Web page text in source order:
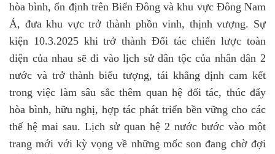
hòa bình, ổn định trên Biển Đông và khu vực Đông Nam
Á, đưa khu vực trở thành phồn vinh, thịnh vượng. Sự
kiện 10.3.2025 khi trở thành Đối tác chiến lược toàn
diện của nhau sẽ đi vào lịch sử dân tộc của nhân dân 2
nước và trở thành biểu tượng, tái khẳng định cam kết
trong việc làm sâu sắc thêm quan hệ đối tác, thúc đẩy
hòa bình, hữu nghị, hợp tác phát triển bền vững cho các
thế hệ mai sau. Lịch sử quan hệ 2 nước bước vào một
trang mới với kỳ vọng về những mốc son đang chờ đợi